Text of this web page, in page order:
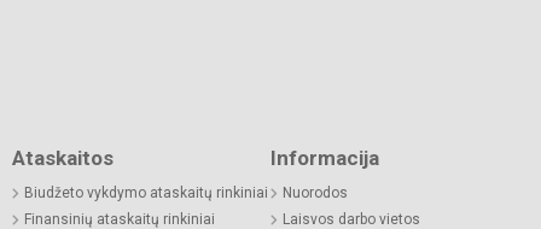
Ataskaitos
Biudžeto vykdymo ataskaitų rinkiniai
Finansinių ataskaitų rinkiniai
Informacija
Nuorodos
Laisvos darbo vietos